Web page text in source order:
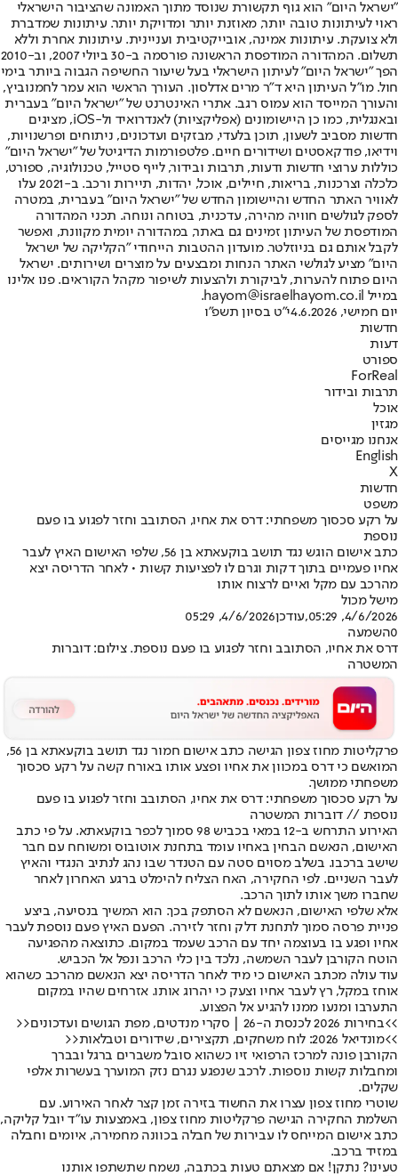
"ישראל היום" הוא גוף תקשורת שנוסד מתוך האמונה שהציבור הישראלי
ראוי לעיתונות טובה יותר, מאוזנת יותר ומדויקת יותר. עיתונות שמדברת
ולא צועקת. עיתונות אמינה, אובייקטיבית ועניינית. עיתונות אחרת וללא
תשלום. המהדורה המודפסת הראשונה פורסמה ב-30 ביולי 2007, וב-2010
הפך "ישראל היום" לעיתון הישראלי בעל שיעור החשיפה הגבוה ביותר בימי
חול. מו"ל העיתון היא ד"ר מרים אדלסון. העורך הראשי הוא עמר לחמנוביץ,
והעורך המייסד הוא עמוס רגב. אתרי האינטרנט של "ישראל היום" בעברית
ובאנגלית, כמו כן היישומונים (אפליקציות) לאנדרואיד ול-iOS, מציגים
חדשות מסביב לשעון, תוכן בלעדי, מבזקים ועדכונים, ניתוחים ופרשנויות,
וידיאו, פודקאסטים ושידורים חיים. פלטפורמות הדיגיטל של "ישראל היום"
כוללות ערוצי חדשות ודעות, תרבות ובידור, לייף סטייל, טכנולוגיה, ספורט,
כלכלה וצרכנות, בריאות, חיילים, אוכל, יהדות, תיירות ורכב. ב-2021 עלו
לאוויר האתר החדש והיישומון החדש של "ישראל היום" בעברית, במטרה
לספק לגולשים חוויה מהירה, עדכנית, בטוחה ונוחה. תכני המהדורה
המודפסת של העיתון זמינים גם באתר, במהדורה יומית מקוונת, ואפשר
לקבל אותם גם בניוזלטר. מועדון ההטבות הייחודי "הקליקה של ישראל
היום" מציע לגולשי האתר הנחות ומבצעים על מוצרים ושירותים. ישראל
היום פתוח להערות, לביקורת ולהצעות לשיפור מקהל הקוראים. פנו אלינו
במייל hayom@israelhayom.co.il.
יום חמישי, 4.6.2026
י"ט בסיון תשפ"ו
חדשות
דעות
ספורט
ForReal
תרבות ובידור
אוכל
מגזין
אנחנו מגייסים
English
X
חדשות
משפט
על רקע סכסוך משפחתי: דרס את אחיו, הסתובב וחזר לפגוע בו פעם
נוספת
כתב אישום הוגש נגד תושב בוקעאתא בן 56, שלפי האישום האיץ לעבר
אחיו פעמיים בתוך דקות וגרם לו לפציעות קשות • לאחר הדריסה יצא
מהרכב עם מקל ואיים לרצוח אותו
מישל מכול
4/6/2026, 05:29
,עודכן4/6/2026, 05:29
0השמעה
דרס את אחיו, הסתובב וחזר לפגוע בו פעם נוספת. צילום: דוברות
המשטרה
פרקליטות מחוז צפון הגישה כתב אישום חמור נגד תושב בוקעאתא בן 56,
המואשם כי דרס במכוון את אחיו ופצע אותו באורח קשה על רקע סכסוך
משפחתי ממושך.
על רקע סכסוך משפחתי: דרס את אחיו, הסתובב וחזר לפגוע בו פעם
נוספת // דוברות המשטרה
האירוע התרחש ב-12 במאי בכביש 98 סמוך לכפר בוקעאתא. על פי כתב
האישום, הנאשם הבחין באחיו עומד בתחנת אוטובוס ומשוחח עם חבר
שישב ברכבו. בשלב מסוים סטה עם הטנדר שבו נהג לנתיב הנגדי והאיץ
לעבר השניים. לפי החקירה, האח הצליח להימלט ברגע האחרון לאחר
שחברו משך אותו לתוך הרכב.
אלא שלפי האישום, הנאשם לא הסתפק בכך. הוא המשיך בנסיעה, ביצע
פניית פרסה סמוך לתחנת דלק וחזר לזירה. הפעם האיץ פעם נוספת לעבר
אחיו ופגע בו בעוצמה יחד עם הרכב שעמד במקום. כתוצאה מהפגיעה
הוטח הקורבן לעבר השמשה, נלכד בין כלי הרכב ונפל אל הכביש.
עוד עולה מכתב האישום כי מיד לאחר הדריסה יצא הנאשם מהרכב כשהוא
אוחז במקל, רץ לעבר אחיו וצעק כי יהרוג אותו. אזרחים שהיו במקום
התערבו ומנעו ממנו להגיע אל הפצוע.
>>בחירות 2026 לכנסת ה-26 | סקרי מנדטים, מפת הגושים ועדכונים<<
>>מונדיאל 2026: לוח משחקים, תקצירים, שידורים וטבלאות<<
הקורבן פונה למרכז הרפואי זיו כשהוא סובל משברים ברגל ובברך
ומחבלות קשות נוספות. לרכב שנפגע נגרם נזק המוערך בעשרות אלפי
שקלים.
שוטרי מחוז צפון עצרו את החשוד בזירה זמן קצר לאחר האירוע. עם
השלמת החקירה הגישה פרקליטות מחוז צפון, באמצעות עו"ד יובל קליקה,
כתב אישום המייחס לו עבירות של חבלה בכוונה מחמירה, איומים וחבלה
במזיד ברכב.
טעינו? נתקן! אם מצאתם טעות בכתבה, נשמח שתשתפו אותנו